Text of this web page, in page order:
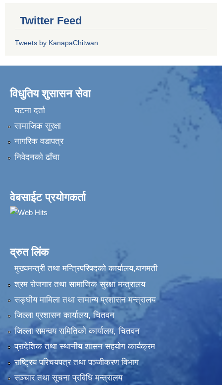
Twitter Feed
Tweets by KanapaChitwan
विधुतिय शुसासन सेवा
घटना दर्ता
सामाजिक सुरक्षा
नागरिक वडापत्र
निवेदनकाे ढाँचा
वेबसाईट प्रयोगकर्ता
द्रुत लिंक
मुख्यमन्त्री तथा मन्त्रिपरिषदको कार्यालय,बागमती
श्रम रोजगार तथा सामाजिक सुरक्षा मन्त्रालय
सङ्‍घीय मामिला तथा सामान्य प्रशासन मन्त्रालय
जिल्ला प्रशासन कार्यालय, चितवन
जिल्ला समन्वय समितिको कार्यालय, चितवन
प्रादेशिक तथा स्थानीय शासन सहयोग कार्यक्रम
राष्ट्रिय परिचयपत्र तथा पञ्‍जीकरण विभाग
सञ्‍चार तथा सूचना प्रविधि मन्त्रालय